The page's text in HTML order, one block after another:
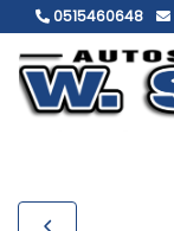
0515460648